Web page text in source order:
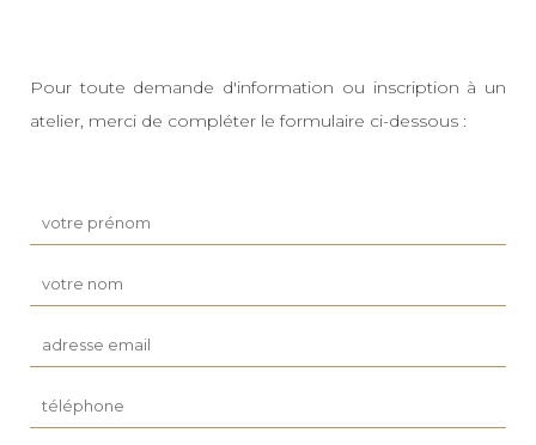
Pour toute demande d'information ou inscription à un
atelier, merci de compléter le formulaire ci-dessous :